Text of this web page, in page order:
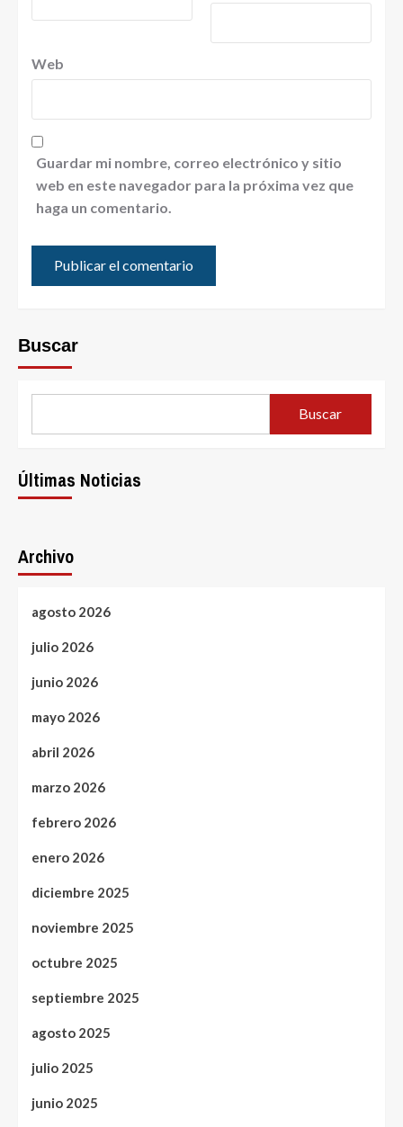
Web
Guardar mi nombre, correo electrónico y sitio
web en este navegador para la próxima vez que
haga un comentario.
Buscar
Buscar
Últimas Noticias
Archivo
agosto 2026
julio 2026
junio 2026
mayo 2026
abril 2026
marzo 2026
febrero 2026
enero 2026
diciembre 2025
noviembre 2025
octubre 2025
septiembre 2025
agosto 2025
julio 2025
junio 2025